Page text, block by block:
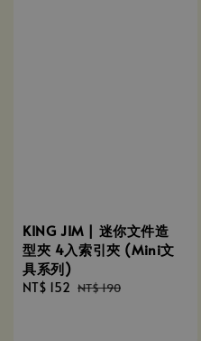
KING JIM | 迷你文件造
型夾 4入索引夾 (Mini文
具系列)
Sale
NT$ 152 Regular
NT$ 190